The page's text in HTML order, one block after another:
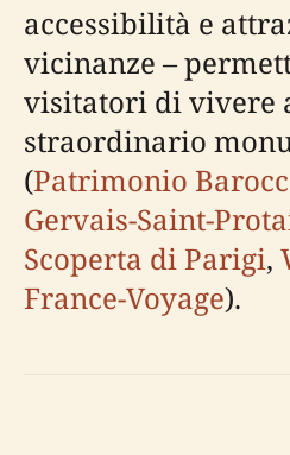
accessibilità e
vicinanze –
visitatori di vivere
straordinario
(Patrimonio
Gervais-Saint-
Scoperta di Parigi,
France-Voyage).